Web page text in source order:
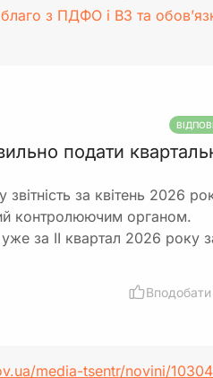
з ПДФО і ВЗ та
подати
за квітень 2026
контролюючим органом.
уже за ІІ квартал 2026 року
Вподобати
media-tsentr/novini/